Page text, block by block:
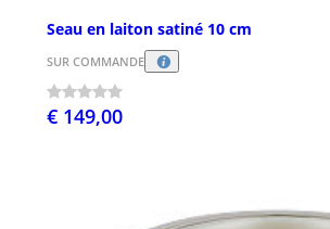
Seau en laiton satiné 10 cm
SUR COMMANDE
€ 149,00